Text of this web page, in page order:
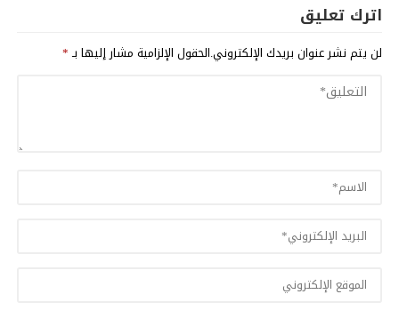
اترك تعليق
لن يتم نشر عنوان بريدك الإلكتروني.الحقول الإلزامية مشار إليها بـ*